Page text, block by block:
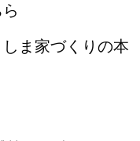
ま家づくりの本